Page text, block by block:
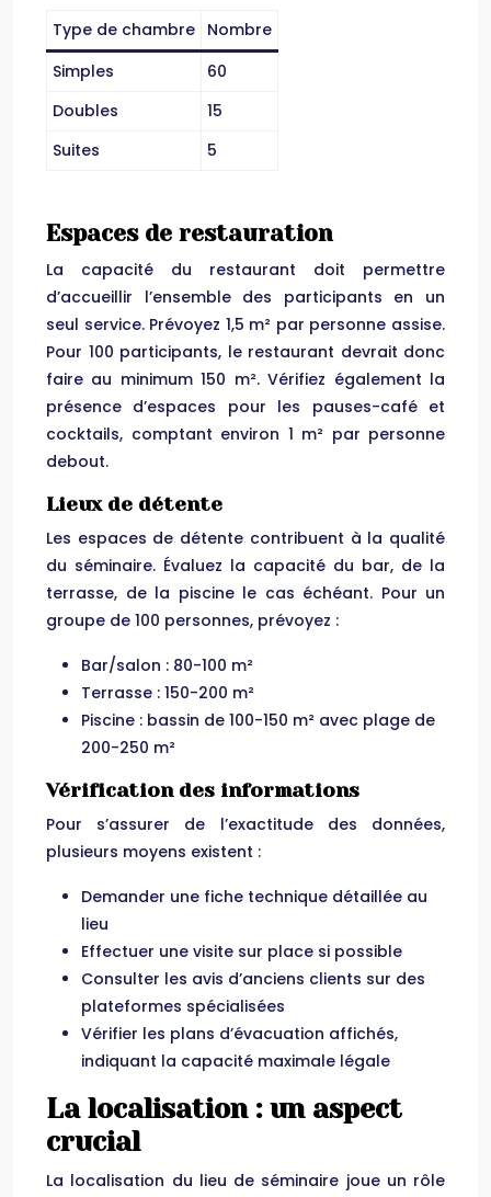
Type de chambre Nombre
Simples
60
Doubles
15
Suites
5
Espaces de restauration
La capacité du restaurant doit permettre
d’accueillir l’ensemble des participants en un
seul service. Prévoyez 1,5 m² par personne assise.
Pour 100 participants, le restaurant devrait donc
faire au minimum 150 m². Vérifiez également la
présence d’espaces pour les pauses-café et
cocktails, comptant environ 1 m² par personne
debout.
Lieux de détente
Les espaces de détente contribuent à la qualité
du séminaire. Évaluez la capacité du bar, de la
terrasse, de la piscine le cas échéant. Pour un
groupe de 100 personnes, prévoyez :
Bar/salon : 80-100 m²
Terrasse : 150-200 m²
Piscine : bassin de 100-150 m² avec plage de
200-250 m²
Vérification des informations
Pour s’assurer de l’exactitude des données,
plusieurs moyens existent :
Demander une fiche technique détaillée au
lieu
Effectuer une visite sur place si possible
Consulter les avis d’anciens clients sur des
plateformes spécialisées
Vérifier les plans d’évacuation affichés,
indiquant la capacité maximale légale
La localisation : un aspect
crucial
La localisation du lieu de séminaire joue un rôle